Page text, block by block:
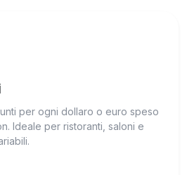
per ogni dollaro o euro speso
Ideale per ristoranti, saloni e